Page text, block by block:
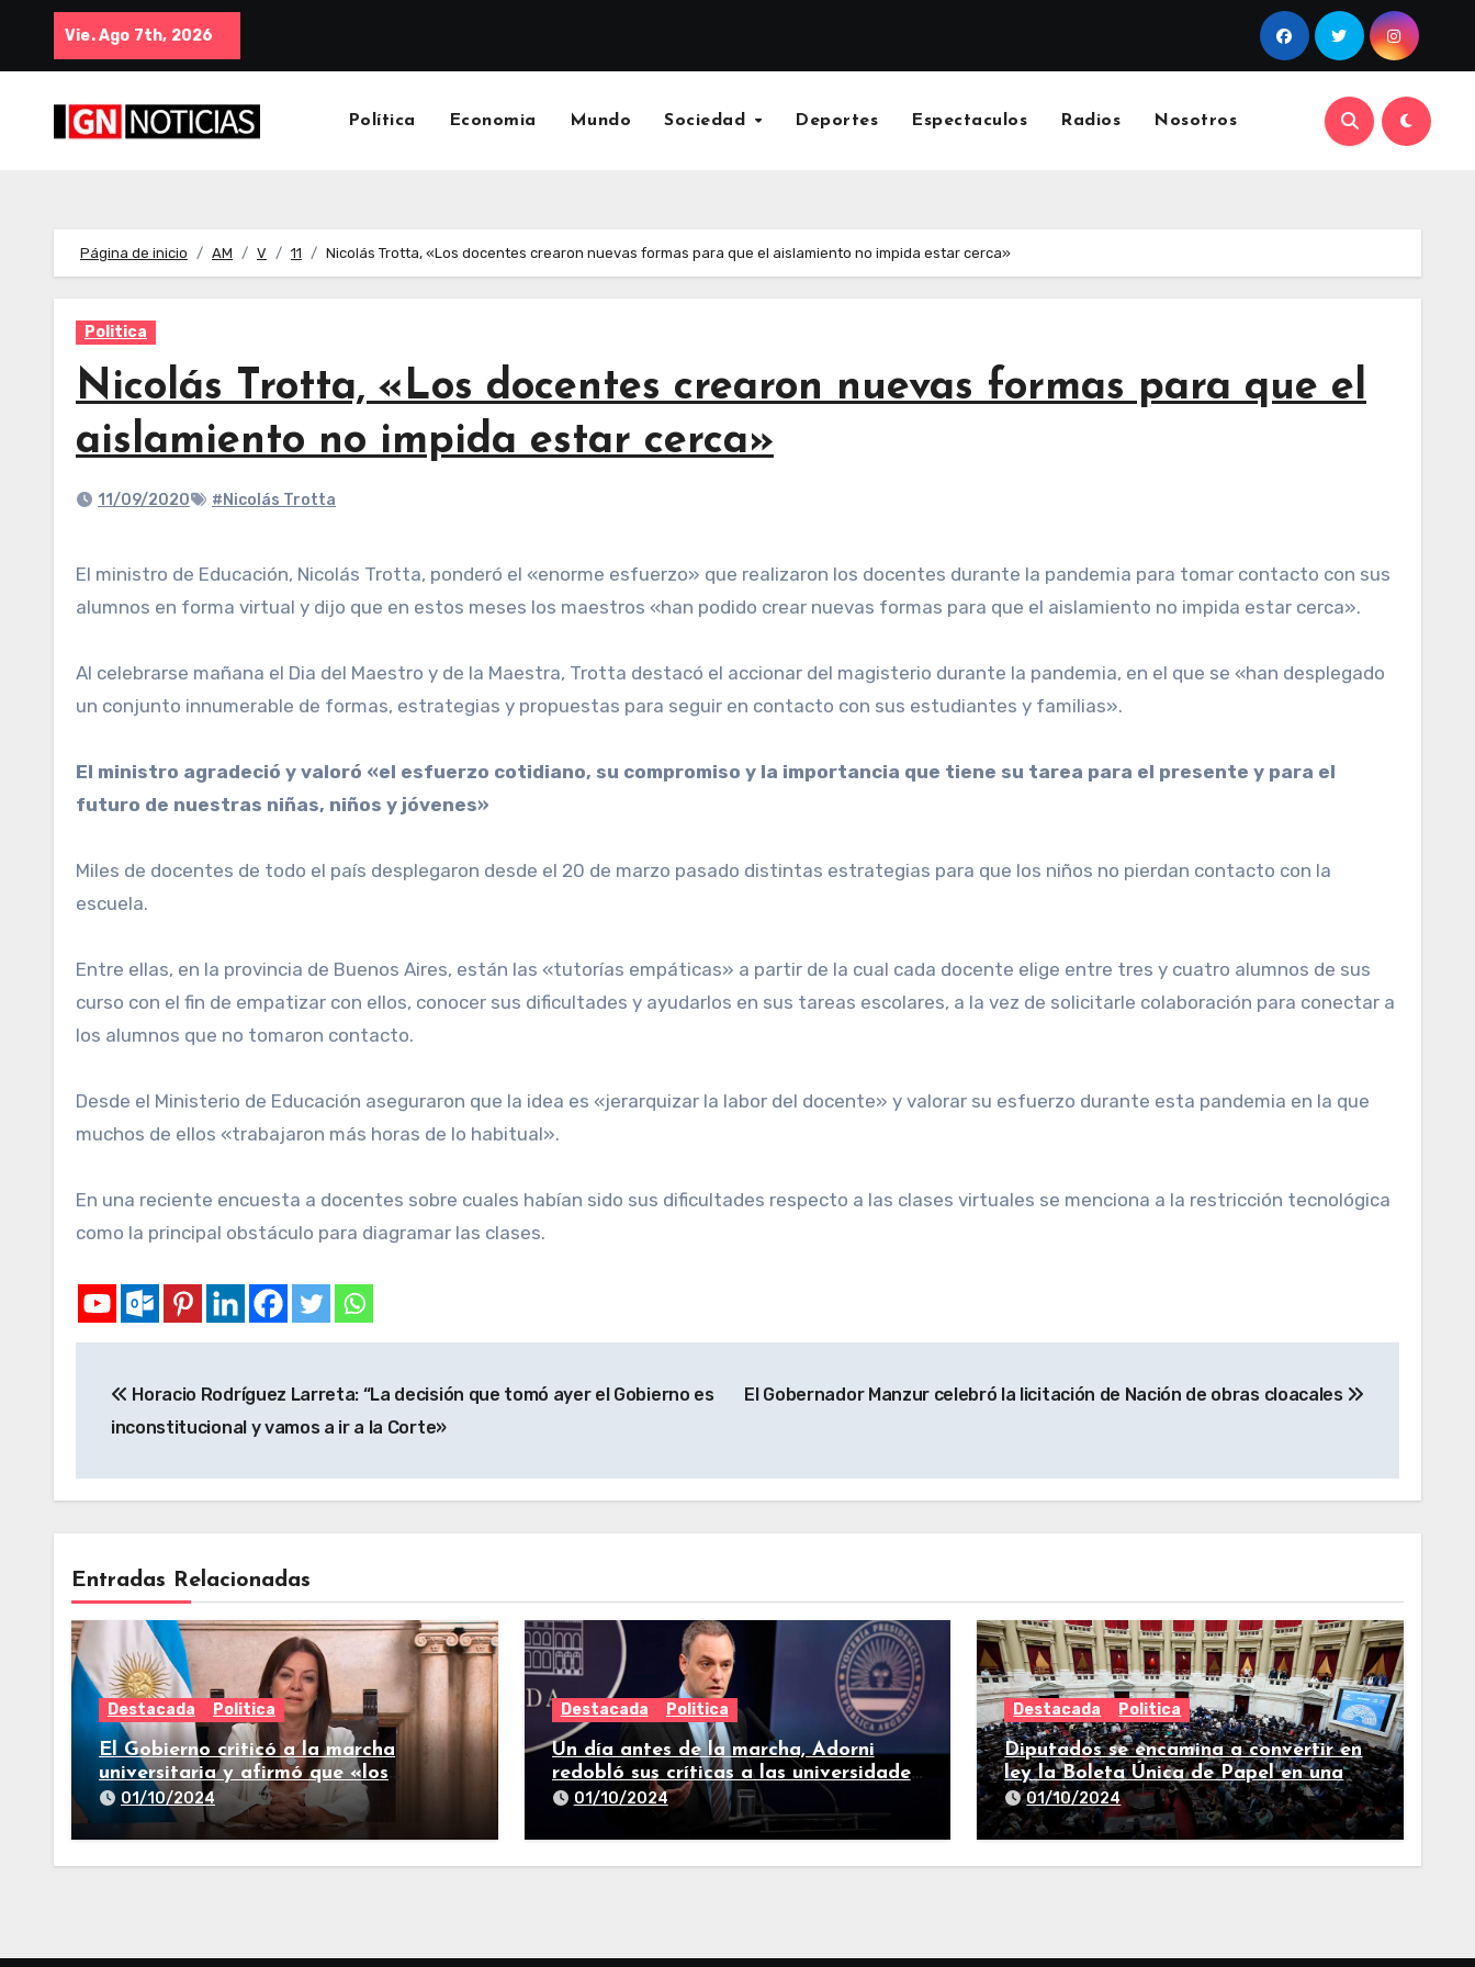
Vie. Ago 7th, 2026
Política Economia Mundo Sociedad Deportes Espectaculos Radios Nosotros
Página de inicio AM V 11 Nicolás Trotta, «Los docentes crearon nuevas formas para que el aislamiento no impida estar cerca»
Politica
Nicolás Trotta, «Los docentes crearon nuevas formas para que el
aislamiento no impida estar cerca»
11/09/2020 #Nicolás Trotta
El ministro de Educación, Nicolás Trotta, ponderó el «enorme esfuerzo» que realizaron los docentes durante la pandemia para tomar contacto con sus
alumnos en forma virtual y dijo que en estos meses los maestros «han podido crear nuevas formas para que el aislamiento no impida estar cerca».
Al celebrarse mañana el Dia del Maestro y de la Maestra, Trotta destacó el accionar del magisterio durante la pandemia, en el que se «han desplegado
un conjunto innumerable de formas, estrategias y propuestas para seguir en contacto con sus estudiantes y familias».
El ministro agradeció y valoró «el esfuerzo cotidiano, su compromiso y la importancia que tiene su tarea para el presente y para el
futuro de nuestras niñas, niños y jóvenes»
Miles de docentes de todo el país desplegaron desde el 20 de marzo pasado distintas estrategias para que los niños no pierdan contacto con la
escuela.
Entre ellas, en la provincia de Buenos Aires, están las «tutorías empáticas» a partir de la cual cada docente elige entre tres y cuatro alumnos de sus
curso con el fin de empatizar con ellos, conocer sus dificultades y ayudarlos en sus tareas escolares, a la vez de solicitarle colaboración para conectar a
los alumnos que no tomaron contacto.
Desde el Ministerio de Educación aseguraron que la idea es «jerarquizar la labor del docente» y valorar su esfuerzo durante esta pandemia en la que
muchos de ellos «trabajaron más horas de lo habitual».
En una reciente encuesta a docentes sobre cuales habían sido sus dificultades respecto a las clases virtuales se menciona a la restricción tecnológica
como la principal obstáculo para diagramar las clases.
Horacio Rodríguez Larreta: “La decisión que tomó ayer el Gobierno es
inconstitucional y vamos a ir a la Corte»
El Gobernador Manzur celebró la licitación de Nación de obras cloacales
Entradas Relacionadas
Destacada Politica
El Gobierno criticó a la marcha
universitaria y afirmó que «los
reclamos están todos resueltos»
01/10/2024
Destacada Politica
Un día antes de la marcha, Adorni
redobló sus críticas a las universidades
nacionales
01/10/2024
Destacada Politica
Diputados se encamina a convertir en
ley la Boleta Única de Papel en una
larga sesión
01/10/2024